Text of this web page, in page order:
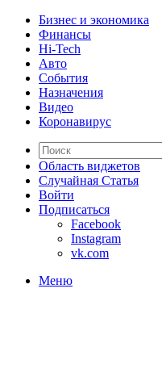
Бизнес и экономика
Финансы
Hi-Tech
Авто
События
Назначения
Видео
Коронавирус
Область виджетов
Случайная Статья
Войти
Подписаться
Facebook
Instagram
vk.com
Меню